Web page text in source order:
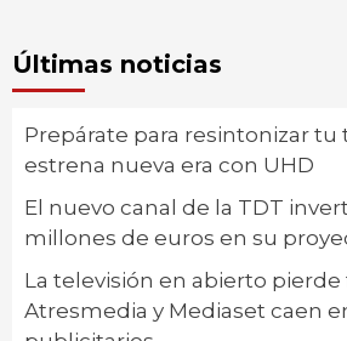
Últimas noticias
Prepárate para resintonizar tu
estrena nueva era con UHD
El nuevo canal de la TDT
millones de euros en su
La televisión en abierto pierde
Atresmedia y Mediaset caen